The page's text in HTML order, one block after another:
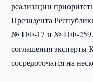
реализации
Президента
№ ПФ-17 и № ПФ-259.
соглашения эксперты
сосредоточатся на